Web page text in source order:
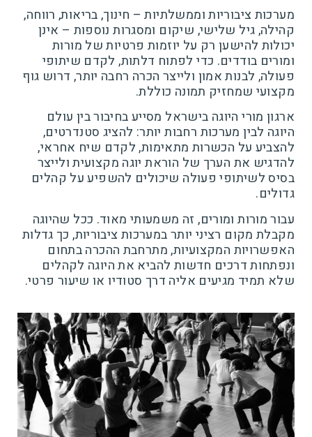
מערכות ציבוריות וממשלתיות – חינוך, בריאות, רווחה,
קהילה, גיל שלישי, שיקום ומסגרות נוספות – אינן
יכולות להישען רק על יוזמות פרטיות של מורות
ומורים בודדים. כדי לפתוח דלתות, לקדם שיתופי
פעולה, לבנות אמון ולייצר הכרה רחבה יותר, דרוש גוף
מקצועי שמחזיק תמונה כוללת.
ארגון מורי היוגה בישראל מסייע בחיבור בין עולם
היוגה לבין מערכות רחבות יותר: להציג סטנדרטים,
להצביע על הכשרות מתאימות, לקדם שיח אחראי,
להדגיש את הערך של הוראת יוגה מקצועית ולייצר
בסיס לשיתופי פעולה שיכולים להשפיע על קהלים
גדולים.
עבור מורות ומורים, זה משמעותי מאוד. ככל שהיוגה
מקבלת מקום רציני יותר במערכות ציבוריות, כך גדלות
האפשרויות המקצועיות, מתרחבת ההכרה בתחום
ונפתחות דרכים חדשות להביא את היוגה לקהלים
שלא תמיד מגיעים אליה דרך סטודיו או שיעור פרטי.